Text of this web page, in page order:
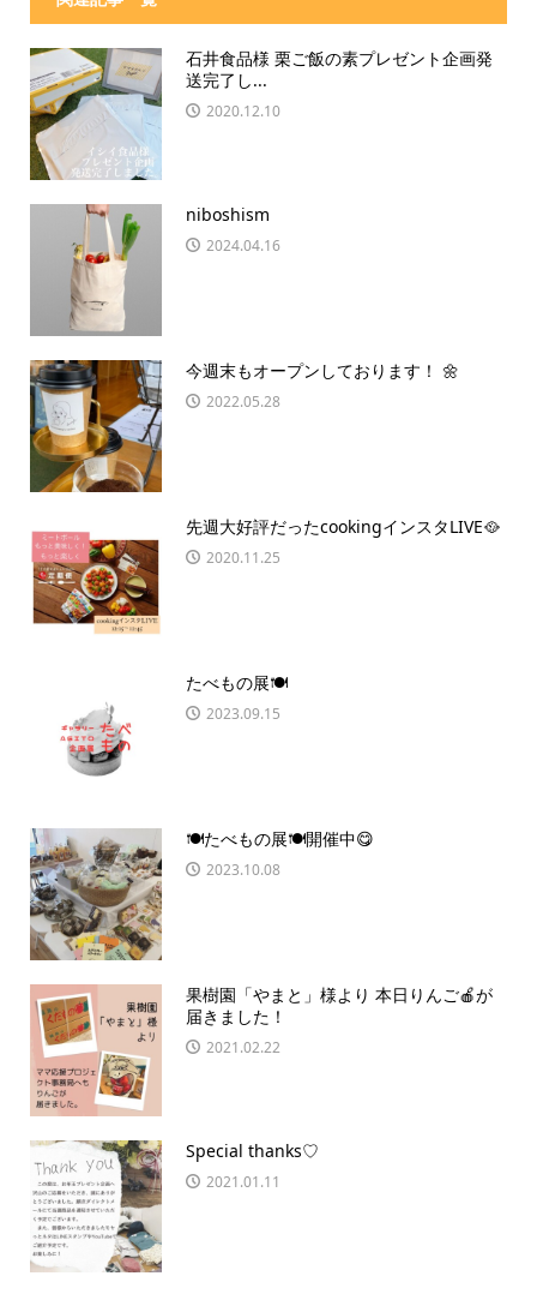
石井食品様 栗ご飯の素プレゼント企画発
送完了し...
2020.12.10
niboshism
2024.04.16
今週末もオープンしております！ 🌼
2022.05.28
先週大好評だったcookingインスタLIVE🥘
2020.11.25
たべもの展🍽
2023.09.15
🍽️たべもの展🍽️開催中😋
2023.10.08
果樹園「やまと」様より 本日りんご🍎が
届きました！
2021.02.22
Special thanks♡
2021.01.11